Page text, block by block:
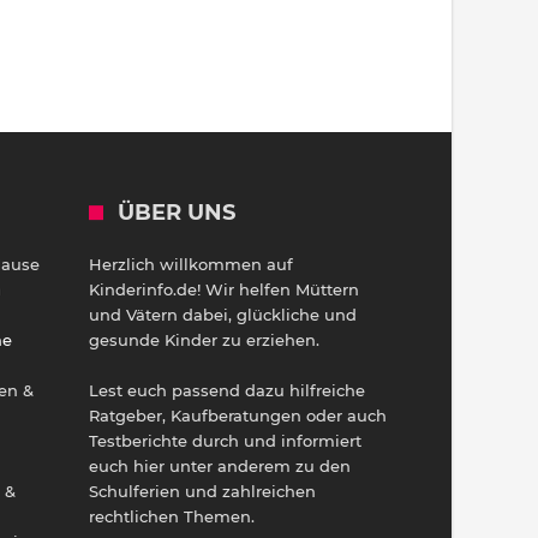
&
&
ÜBER UNS
Herzlich willkommen auf
Kinderinfo.de! Wir helfen Müttern
und Vätern dabei, glückliche und
gesunde Kinder zu erziehen.
Lest euch passend dazu hilfreiche
Ratgeber, Kaufberatungen oder auch
Testberichte durch und informiert
euch hier unter anderem zu den
Schulferien und zahlreichen
rechtlichen Themen.